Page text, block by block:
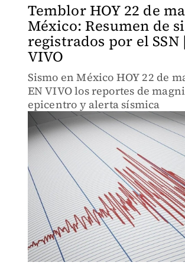
Temblor HOY 22 de
México: Resumen de
registrados por el SSN
VIVO
Sismo en México HOY 22 de
EN VIVO los reportes de
epicentro y alerta sísmica